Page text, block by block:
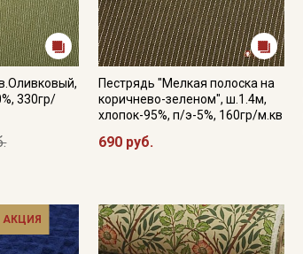
330гр/
Пестрядь "Мелкая полоска на
коричнево-зеленом", ш.1.4м,
хлопок-95%, п/э-5%, 160гр/м.кв
690 руб.
АКЦИЯ